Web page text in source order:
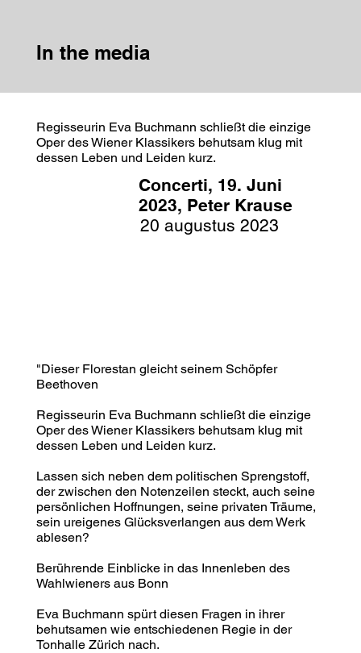
Regisseurin Eva Buchmann schließt die einzige
Oper des Wiener Klassikers behutsam klug mit
dessen Leben und Leiden kurz.
Concerti, 19. Juni
2023, Peter Krause
20 augustus 2023
"Dieser Florestan gleicht seinem Schöpfer
Beethoven
Regisseurin Eva Buchmann schließt die einzige
Oper des Wiener Klassikers behutsam klug mit
dessen Leben und Leiden kurz.
Lassen sich neben dem politischen Sprengstoff,
der zwischen den Notenzeilen steckt, auch seine
persönlichen Hoffnungen, seine privaten Träume,
sein ureigenes Glücksverlangen aus dem Werk
ablesen?
Berührende Einblicke in das Innenleben des
Wahlwieners aus Bonn
Eva Buchmann spürt diesen Fragen in ihrer
behutsamen wie entschiedenen Regie in der
Tonhalle Zürich nach.
In the media